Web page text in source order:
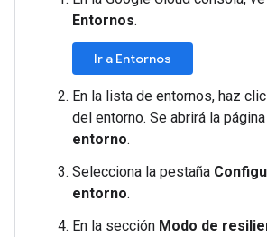
Entornos.
Ir a Entornos
En la lista de entornos, haz
del entorno. Se abrirá la página
entorno.
Selecciona la pestaña
entorno.
En la sección Modo de